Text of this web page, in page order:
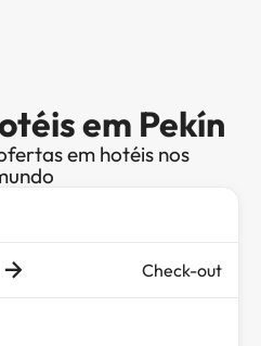
em Pekín
em hotéis nos
Check-out